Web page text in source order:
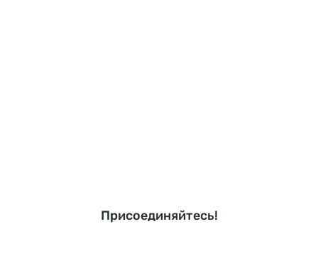
Присоединяйтесь!